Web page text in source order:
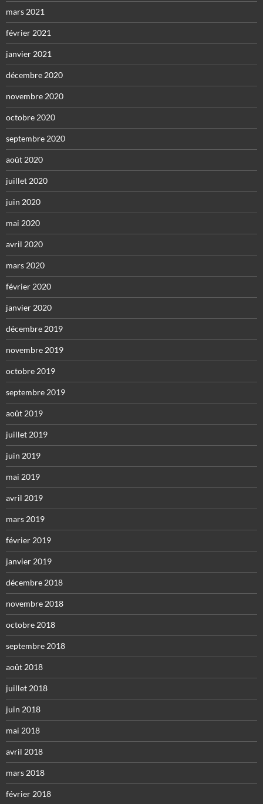
mars 2021
février 2021
janvier 2021
décembre 2020
novembre 2020
octobre 2020
septembre 2020
août 2020
juillet 2020
juin 2020
mai 2020
avril 2020
mars 2020
février 2020
janvier 2020
décembre 2019
novembre 2019
octobre 2019
septembre 2019
août 2019
juillet 2019
juin 2019
mai 2019
avril 2019
mars 2019
février 2019
janvier 2019
décembre 2018
novembre 2018
octobre 2018
septembre 2018
août 2018
juillet 2018
juin 2018
mai 2018
avril 2018
mars 2018
février 2018